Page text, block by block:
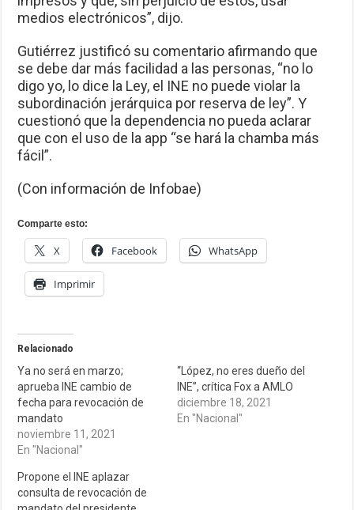
medios electrónicos”, dijo.
Gutiérrez justificó su comentario afirmando que
se debe dar más facilidad a las personas, “no lo
digo yo, lo dice la Ley, el INE no puede violar la
subordinación jerárquica por reserva de ley”. Y
cuestionó que la dependencia no pueda aclarar
que con el uso de la app “se hará la chamba más
fácil”.
(Con información de Infobae)
Comparte esto:
X Facebook WhatsApp
Imprimir
Relacionado
Ya no será en marzo;
aprueba INE cambio de
fecha para revocación de
mandato
noviembre 11, 2021
En "Nacional"
“López, no eres dueño del
INE”, crítica Fox a AMLO
diciembre 18, 2021
En "Nacional"
Propone el INE aplazar
consulta de revocación de